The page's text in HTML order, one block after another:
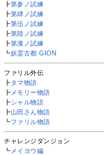
┣第参ノ試練
┣第肆ノ試練
┣第伍ノ試練
┣第陸ノ試練
┣第漆ノ試練
┗妖霊古都 GION
ファリル外伝
┣タマ物語
┣ メモリー物語
┣シャル物語
┣山田さん物語
┗ファリル物語
チャレンジダンジョン
┗ メイヨウ編